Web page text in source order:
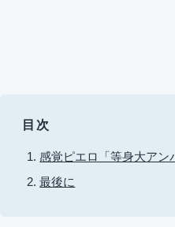
目次
感覚ピエロ「等身大アン
最後に